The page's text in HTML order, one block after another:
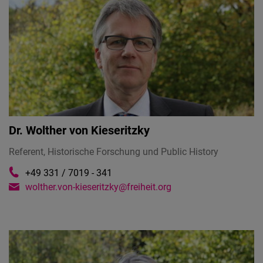
Dr. Wolther von Kieseritzky
Referent, Historische Forschung und Public History
+49 331 / 7019 - 341
wolther.von-kieseritzky@freiheit.org